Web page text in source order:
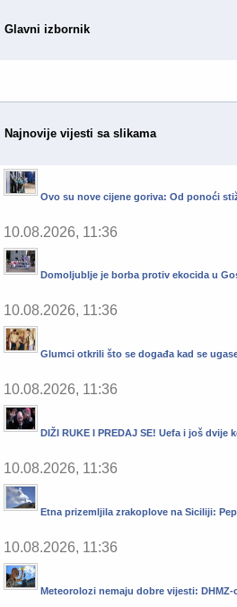
Glavni izbornik
Najnovije vijesti sa slikama
Ovo su nove cijene goriva: Od ponoći
10.08.2026, 11:36
Domoljublje je borba protiv ekocida u
10.08.2026, 11:36
Glumci otkrili što se događa kad se
10.08.2026, 11:36
DIŽI RUKE I PREDAJ SE! Uefa i još
10.08.2026, 11:36
Etna prizemljila zrakoplove na Siciliji:
10.08.2026, 11:36
Meteorolozi nemaju dobre vijesti: